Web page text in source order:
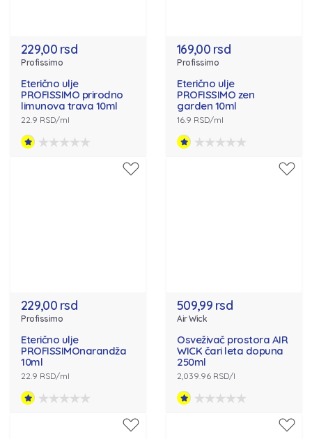
229,00 rsd
Profissimo
Eterično ulje
PROFISSIMO prirodno
limunova trava 10ml
22.9 RSD/ml
169,00 rsd
Profissimo
Eterično ulje
PROFISSIMO zen
garden 10ml
16.9 RSD/ml
229,00 rsd
Profissimo
Eterično ulje
PROFISSIMOnarandža
10ml
22.9 RSD/ml
509,99 rsd
Air Wick
Osveživač prostora AIR
WICK čari leta dopuna
250ml
2,039.96 RSD/l